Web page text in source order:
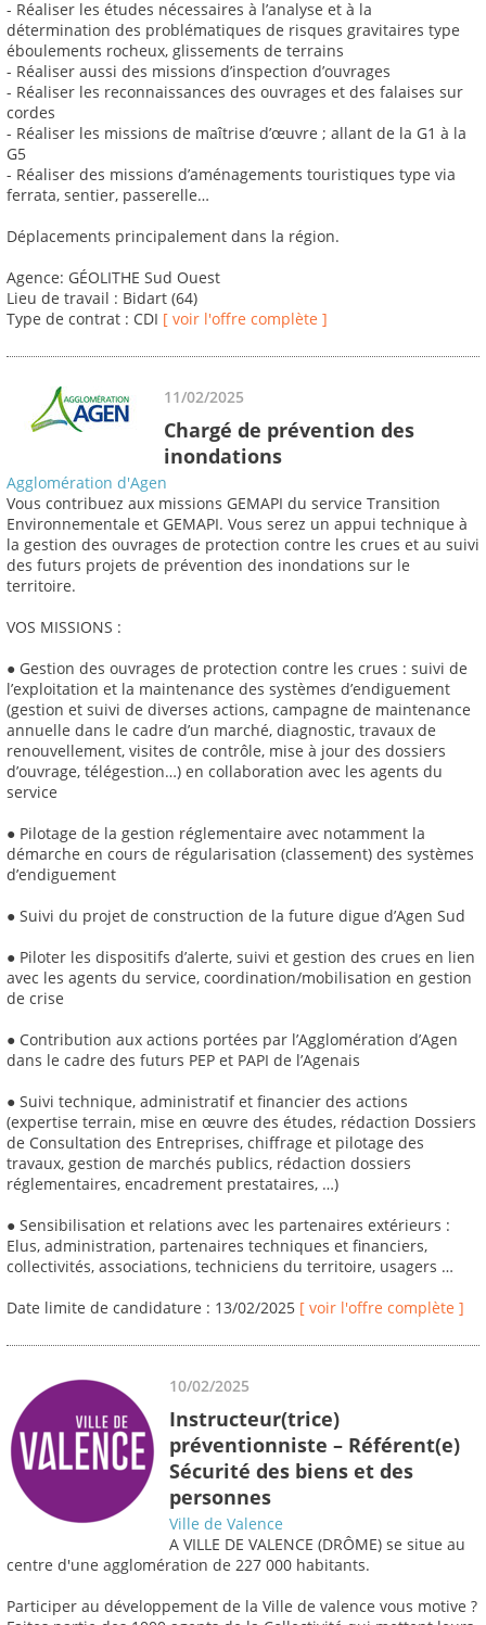
- Réaliser les études nécessaires à l’analyse et à la
détermination des problématiques de risques gravitaires type
éboulements rocheux, glissements de terrains
- Réaliser aussi des missions d’inspection d’ouvrages
- Réaliser les reconnaissances des ouvrages et des falaises sur
cordes
- Réaliser les missions de maîtrise d’œuvre ; allant de la G1 à la
G5
- Réaliser des missions d’aménagements touristiques type via
ferrata, sentier, passerelle…
Déplacements principalement dans la région.
Agence: GÉOLITHE Sud Ouest
Lieu de travail : Bidart (64)
Type de contrat : CDI [ voir l'offre complète ]
11/02/2025
Chargé de prévention des
inondations
Agglomération d'Agen
Vous contribuez aux missions GEMAPI du service Transition
Environnementale et GEMAPI. Vous serez un appui technique à
la gestion des ouvrages de protection contre les crues et au suivi
des futurs projets de prévention des inondations sur le
territoire.
VOS MISSIONS :
● Gestion des ouvrages de protection contre les crues : suivi de
l’exploitation et la maintenance des systèmes d’endiguement
(gestion et suivi de diverses actions, campagne de maintenance
annuelle dans le cadre d’un marché, diagnostic, travaux de
renouvellement, visites de contrôle, mise à jour des dossiers
d’ouvrage, télégestion…) en collaboration avec les agents du
service
● Pilotage de la gestion réglementaire avec notamment la
démarche en cours de régularisation (classement) des systèmes
d’endiguement
● Suivi du projet de construction de la future digue d’Agen Sud
● Piloter les dispositifs d’alerte, suivi et gestion des crues en lien
avec les agents du service, coordination/mobilisation en gestion
de crise
● Contribution aux actions portées par l’Agglomération d’Agen
dans le cadre des futurs PEP et PAPI de l’Agenais
● Suivi technique, administratif et financier des actions
(expertise terrain, mise en œuvre des études, rédaction Dossiers
de Consultation des Entreprises, chiffrage et pilotage des
travaux, gestion de marchés publics, rédaction dossiers
réglementaires, encadrement prestataires, …)
● Sensibilisation et relations avec les partenaires extérieurs :
Elus, administration, partenaires techniques et financiers,
collectivités, associations, techniciens du territoire, usagers …
Date limite de candidature : 13/02/2025 [ voir l'offre complète ]
10/02/2025
Instructeur(trice)
préventionniste – Référent(e)
Sécurité des biens et des
personnes
Ville de Valence
A VILLE DE VALENCE (DRÔME) se situe au
centre d'une agglomération de 227 000 habitants.
Participer au développement de la Ville de valence vous motive ?